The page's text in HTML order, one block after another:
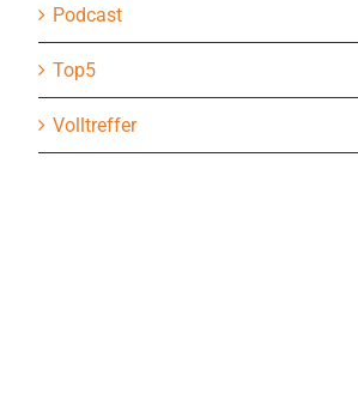
Podcast
Top5
Volltreffer